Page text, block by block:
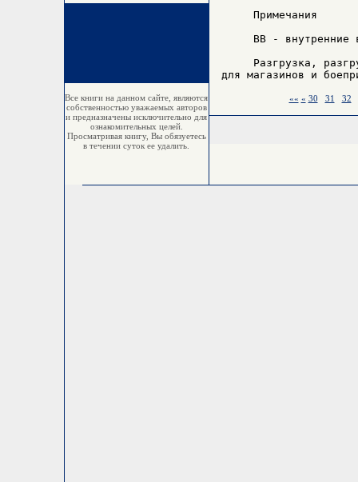
Все книги на данном сайте, являются
собственностью уважаемых авторов
и предназначены исключительно для
ознакомительных целей.
Просматривая книгу, Вы обязуетесь
в течении суток ее удалить.
     Примечания
ВВ - внутренние
Разгрузка,
«« « 30 31 32